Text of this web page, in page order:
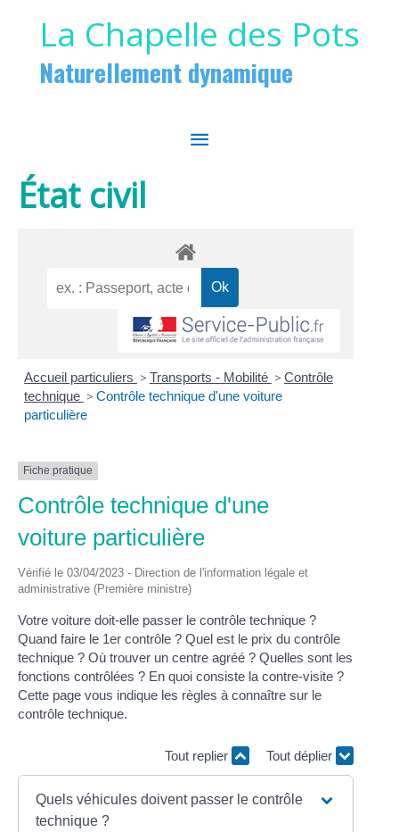
La Chapelle des Pots
Naturellement dynamique
MENU
État civil
Accueil particuliers > Transports - Mobilité > Contrôle
technique > Contrôle technique d'une voiture
particulière
Fiche pratique
Contrôle technique d'une
voiture particulière
Vérifié le 03/04/2023 - Direction de l'information légale et
administrative (Première ministre)
Votre voiture doit-elle passer le contrôle technique ?
Quand faire le 1er contrôle ? Quel est le prix du contrôle
technique ? Où trouver un centre agréé ? Quelles sont les
fonctions contrôlées ? En quoi consiste la contre-visite ?
Cette page vous indique les règles à connaître sur le
contrôle technique.
Tout replier Tout déplier
Quels véhicules doivent passer le contrôle
technique ?